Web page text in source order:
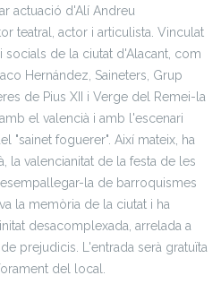
actuació d'Alí Andreu
teatral, actor i articulista. Vinculat
de la ciutat d'Alacant, com
Hernández, Saineters, Grup
de Pius XII i Verge del Remei-la
el valencià i amb l'escenari
"sainet foguerer". Així mateix, ha
la valencianitat de la festa de les
la de barroquismes
la memòria de la ciutat i ha
desacomplexada, arrelada a
prejudicis.
L'entrada serà gratuïta
del local.